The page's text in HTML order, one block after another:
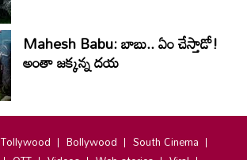
Mahesh Babu: బాబు.. ఏం చేస్తాడో!
అంతా జ‌క్క‌న్న ద‌య‌
Tollywood Bollywood
South Cinema